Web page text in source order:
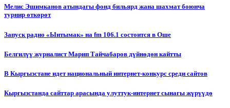
Мелис Эшимканов атындагы фонд бильярд жана шахмат боюнча
турнир өткөрөт
Запуск радио «Ынтымак» на fm 106.1 состоится в Оше
Белгилүү журналист Марип Тайчабаров дүйнөдөн кайтты
В Кыргызстане идет национальный интернет-конкурс среди сайтов
Кыргызстанда сайттар арасында улуттук-интернет сынагы жүрүүдө